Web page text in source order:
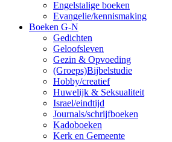
Engelstalige boeken
Evangelie/kennismaking
Boeken G-N
Gedichten
Geloofsleven
Gezin & Opvoeding
(Groeps)Bijbelstudie
Hobby/creatief
Huwelijk & Seksualiteit
Israel/eindtijd
Journals/schrijfboeken
Kadoboeken
Kerk en Gemeente